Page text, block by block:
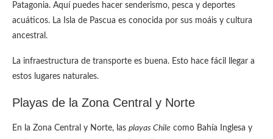
Patagonia. Aquí puedes hacer senderismo, pesca y deportes
acuáticos. La Isla de Pascua es conocida por sus moáis y cultura
ancestral.
La infraestructura de transporte es buena. Esto hace fácil llegar a
estos lugares naturales.
Playas de la Zona Central y Norte
En la Zona Central y Norte, las playas Chile como Bahía Inglesa y